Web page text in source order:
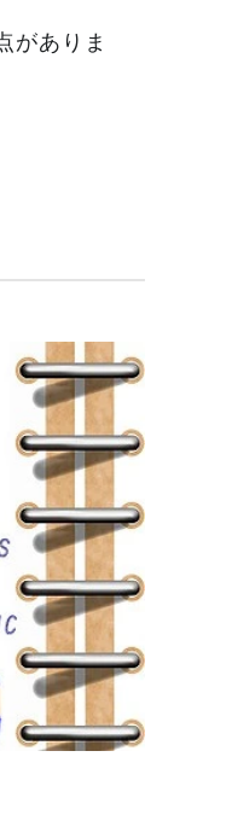
がありま